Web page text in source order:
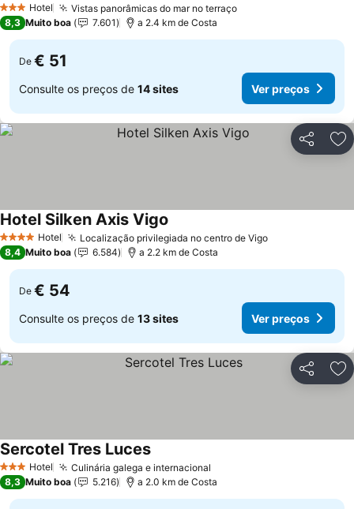
3 EstrelasHotel Vistas panorâmicas do mar no terraço
8,3 Muito boa 7.601 a 2.4 km de Costa
De € 51
Consulte os preços de 14 sites Ver preços
Partilhar
4 EstrelasHotel Localização privilegiada no centro de Vigo
Hotel Silken Axis Vigo
8,4 Muito boa 6.584 a 2.2 km de Costa
De € 54
Consulte os preços de 13 sites Ver preços
Partilhar
3 EstrelasHotel Culinária galega e internacional
Sercotel Tres Luces
8,3 Muito boa 5.216 a 2.0 km de Costa